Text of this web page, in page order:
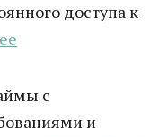
доступа к
с
и